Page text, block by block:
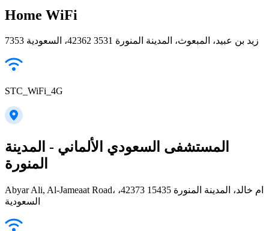
Home WiFi
7353 زيد بن عبيد، المبعوث، المدينة المنورة 42362 3531، السعودية
STC_WiFi_4G
المستشفى السعودي الألماني - المدينة
المنورة
Abyar Ali, Al-Jameaat Road، ام خالد، المدينة المنورة 42373 15435،
السعودية